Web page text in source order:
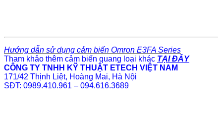
Hướng dẫn sử dụng cảm biến Omron E3FA Series
Tham khảo thêm cảm biến quang loại khác TẠI ĐÂY
CÔNG TY TNHH KỸ THUẬT ETECH VIỆT NAM
171/42 Thịnh Liệt, Hoàng Mai, Hà Nội
SĐT: 0989.410.961 – 094.616.3689